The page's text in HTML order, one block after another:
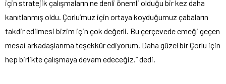
için stratejik çalışmaların ne denli önemli olduğu bir kez daha
kanıtlanmış oldu. Çorlu’muz için ortaya koyduğumuz çabaların
takdir edilmesi bizim için çok değerli. Bu çerçevede emeği geçen
mesai arkadaşlarıma teşekkür ediyorum. Daha güzel bir Çorlu için
hep birlikte çalışmaya devam edeceğiz.” dedi.